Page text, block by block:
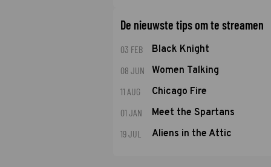
De nieuwste tips om te streamen
03 FEB Black Knight
08 JUN Women Talking
11 AUG Chicago Fire
01 JAN Meet the Spartans
19 JUL Aliens in the Attic